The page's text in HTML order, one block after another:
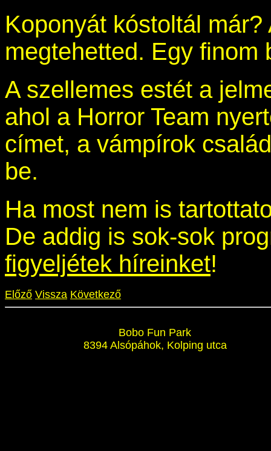
Koponyát kóstoltál
megtehetted. Egy finom
A szellemes estét a
ahol a Horror Team
címet, a vámpírok
be.
Ha most nem is
De addig is sok-sok
figyeljétek híreinket!
Előző Vissza Következő
Bobo Fun Park
8394 Alsópáhok, Kolping utca